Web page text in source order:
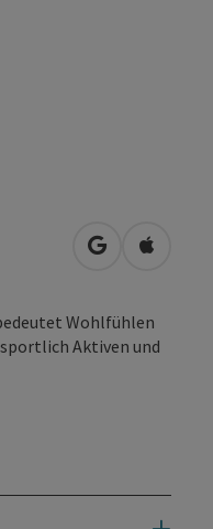
in Google
in
Wohlfühlen
Aktiven und